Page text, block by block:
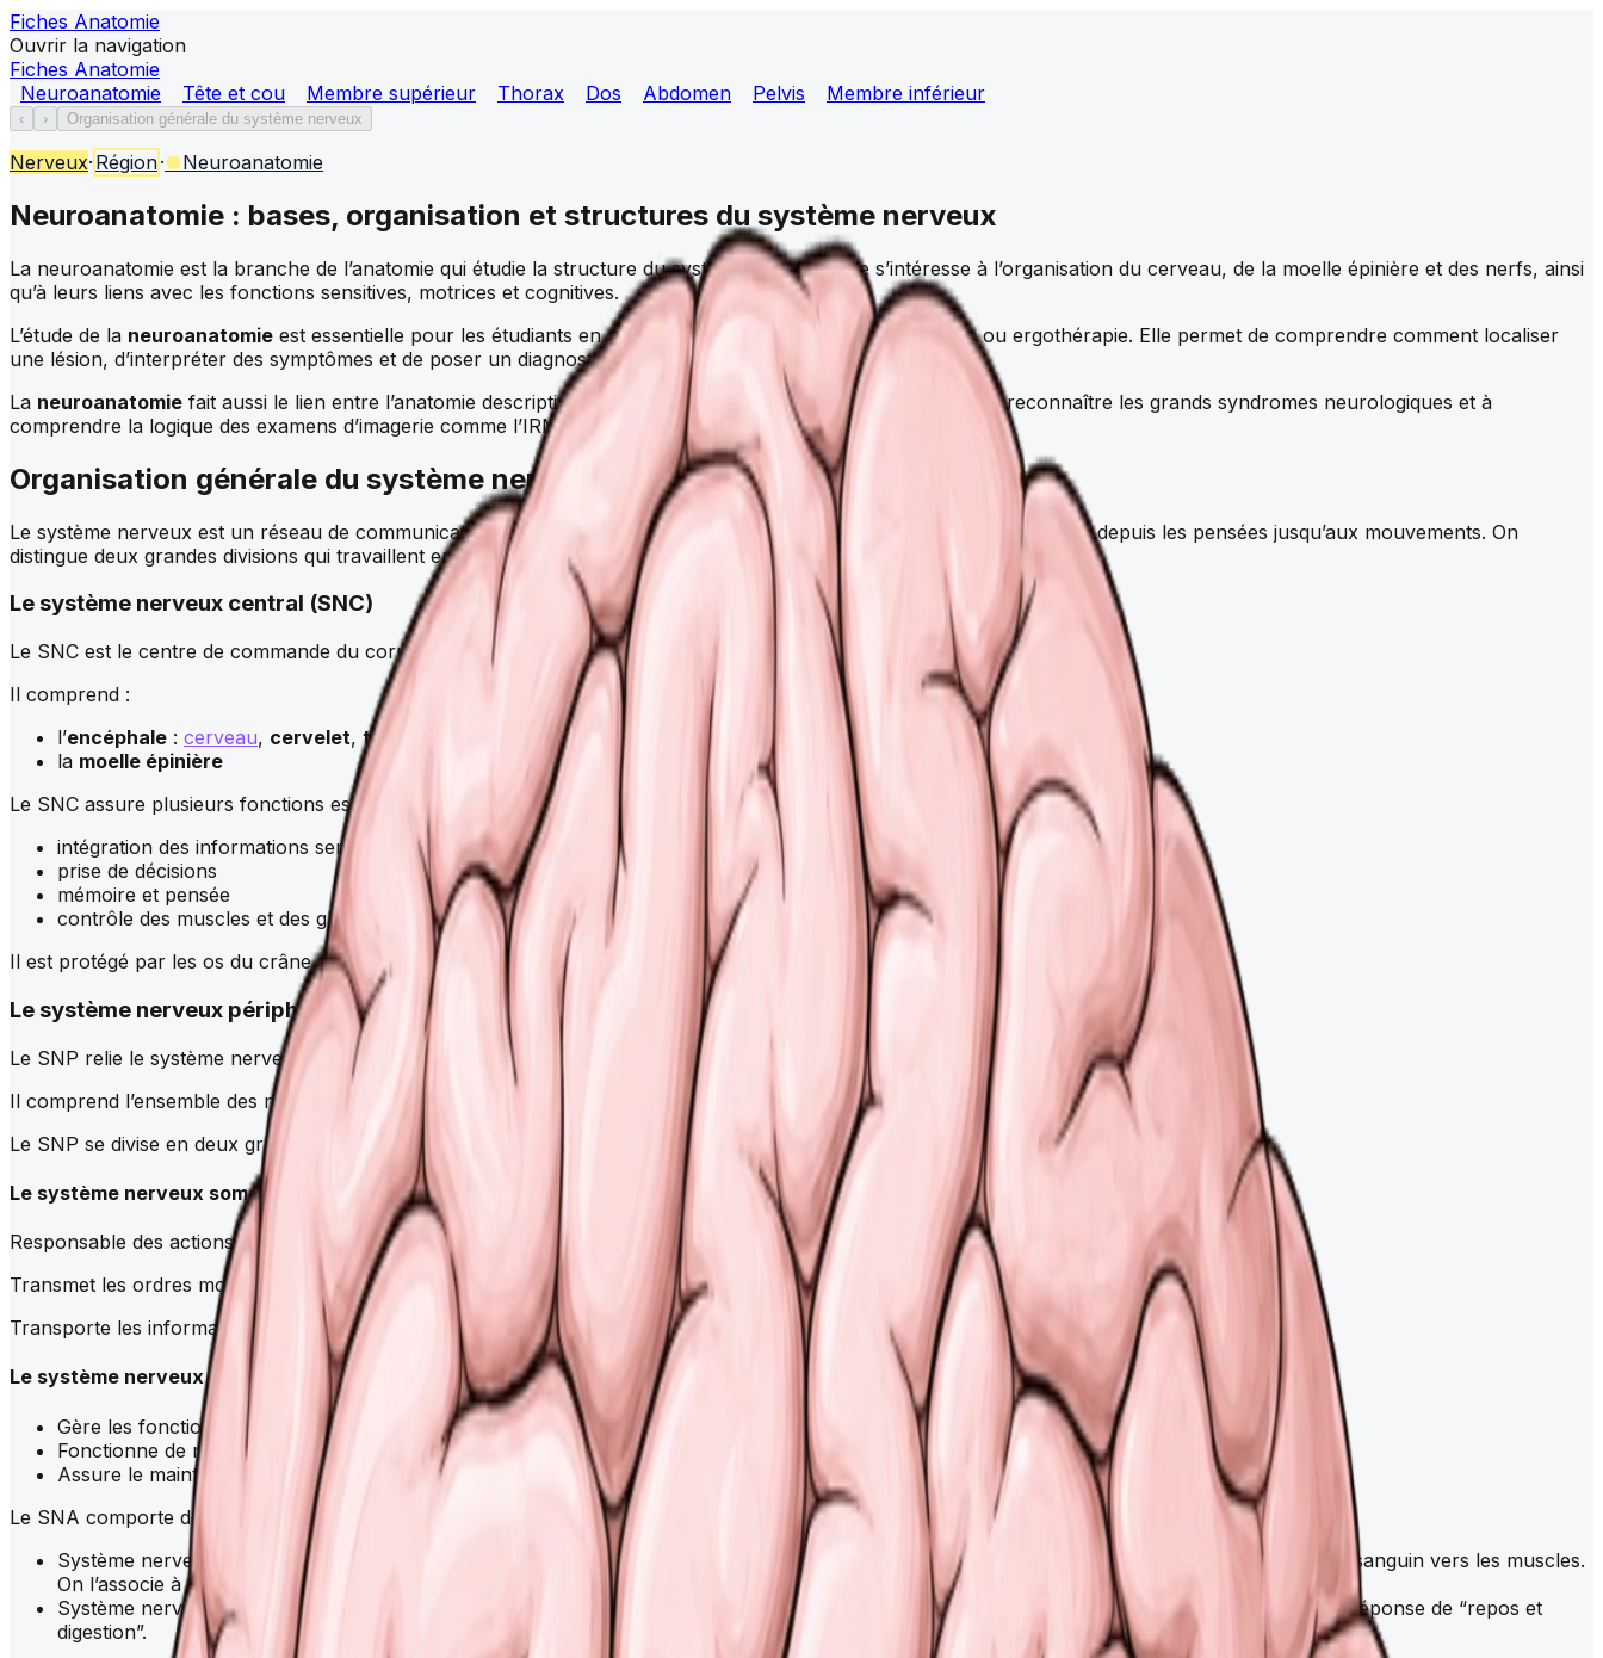
Fiches Anatomie
Ouvrir la navigation
Fiches Anatomie
Neuroanatomie
Tête et cou Membre supérieur Thorax Dos Abdomen Pelvis Membre inférieur
‹ › Organisation générale du système nerveux
Nerveux· Région·●Neuroanatomie
Neuroanatomie : bases, organisation et structures du système nerveux
La neuroanatomie est la branche de l’anatomie qui étudie la structure du système nerveux. Elle s’intéresse à l’organisation du cerveau, de la moelle épinière et des nerfs, ainsi
qu’à leurs liens avec les fonctions sensitives, motrices et cognitives.
L’étude de la neuroanatomie est essentielle pour les étudiants en médecine, kinésithérapie, soins infirmiers ou ergothérapie. Elle permet de comprendre comment localiser
une lésion, d’interpréter des symptômes et de poser un diagnostic.
La neuroanatomie fait aussi le lien entre l’anatomie descriptive et la pratique clinique. Elle prépare l’étudiant à reconnaître les grands syndromes neurologiques et à
comprendre la logique des examens d’imagerie comme l’IRM ou le scanner.
Organisation générale du système nerveux
Le système nerveux est un réseau de communication sophistiqué du corps. Il contrôle toutes les fonctions corporelles, depuis les pensées jusqu’aux mouvements. On
distingue deux grandes divisions qui travaillent en étroite collaboration.
Le système nerveux central (SNC)
Le SNC est le centre de commande du corps.
Il comprend :
l’encéphale : cerveau, cervelet, tronc cérébral
la moelle épinière
Le SNC assure plusieurs fonctions essentielles :
intégration des informations sensorielles
prise de décisions
mémoire et pensée
contrôle des muscles et des glandes
Il est protégé par les os du crâne et de la colonne vertébrale.
Le système nerveux périphérique (SNP)
Le SNP relie le système nerveux central au reste du corps.
Il comprend l’ensemble des nerfs situés en dehors de l’
moelle épinière.
Le SNP se divise en deux grandes parties.
Le système nerveux somatique
Responsable des actions volontaires
Transmet les ordres moteurs du SNC aux muscles squelettiques
Transporte les informations sensorielles (toucher, vision, audition, goût, odorat) vers le SNC
Le système nerveux autonome (SNA)
Gère les fonctions involontaires : respiration, digestion, rythme cardiaque, pression artérielle
Fonctionne de manière inconsciente
Assure le maintien de l’équilibre interne (homéostasie)
Le SNA comporte deux subdivisions aux effets opposés :
Système nerveux sympathique : active les réactions de défense ou d’action. Il augmente la fréquence cardiaque, la pression artérielle et le flux sanguin vers les muscles.
On l’associe à la réponse de “fuite ou lutte”.
Système nerveux parasympathique : favorise le repos et la récupération. Il ralentit le rythme cardiaque et stimule la digestion. On l’associe à la réponse de “repos et
digestion”.